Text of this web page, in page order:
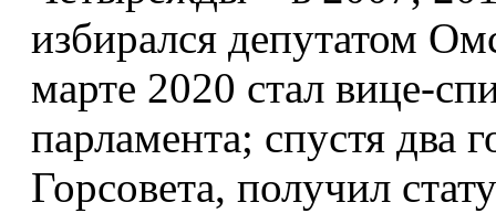
избирался депутатом
марте 2020 стал вице-
парламента; спустя два
Горсовета, получил